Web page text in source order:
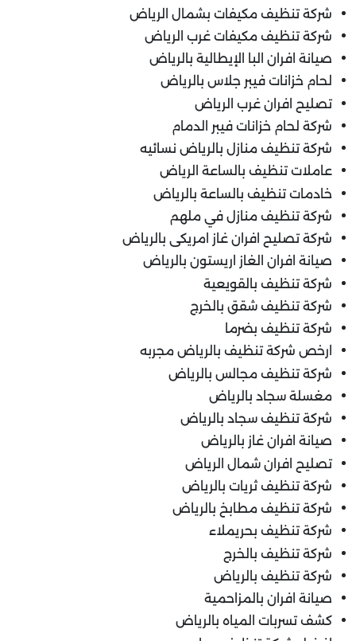
شركة تنظيف مكيفات بشمال الرياض
شركة تنظيف مكيفات غرب الرياض
صيانة افران البا الإيطالية بالرياض
لحام خزانات فيبر جلاس بالرياض
تصليح افران غرب الرياض
شركة لحام خزانات فيبر الدمام
شركة تنظيف منازل بالرياض نسائيه
عاملات تنظيف بالساعة الرياض
خادمات تنظيف بالساعة بالرياض
شركة تنظيف منازل في ملهم
شركة تصليح افران غاز امريكى بالرياض
صيانة افران الغاز اريستون بالرياض
شركة تنظيف بالقويعية
شركة تنظيف شقق بالخرج
شركة تنظيف بضرما
ارخص شركة تنظيف بالرياض مجربه
شركة تنظيف مجالس بالرياض
مغسلة سجاد بالرياض
شركة تنظيف سجاد بالرياض
صيانة افران غاز بالرياض
تصليح افران شمال الرياض
شركة تنظيف ثريات بالرياض
شركة تنظيف مطابخ بالرياض
شركة تنظيف بحريملاء
شركة تنظيف بالخرج
شركة تنظيف بالرياض
صيانة افران بالمزاحمية
كشف تسربات المياه بالرياض